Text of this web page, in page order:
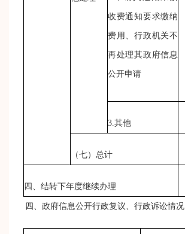
收费通知要求缴纳
费用、行政机关不
再处理其政府信息
公开申请
3.其他
（七）总计
四、结转下年度继续办理
四、政府信息公开行政复议、行政诉讼情况